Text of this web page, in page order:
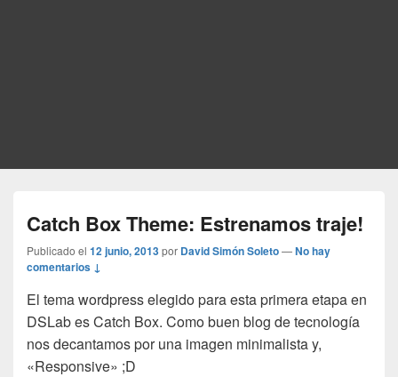
Catch Box Theme: Estrenamos traje!
Publicado el 12 junio, 2013por David Simón Soleto—No hay
comentarios ↓
El tema wordpress elegido para esta primera etapa en
DSLab es Catch Box. Como buen blog de tecnología
nos decantamos por una imagen minimalista y,
«Responsive» ;D